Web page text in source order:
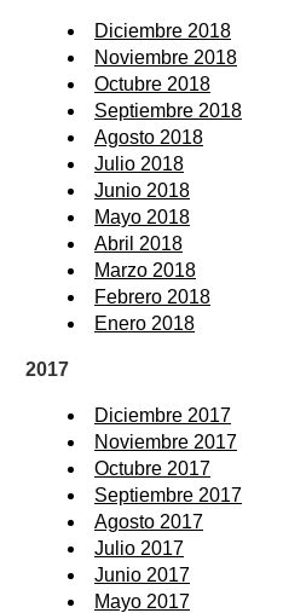
Diciembre 2018
Noviembre 2018
Octubre 2018
Septiembre 2018
Agosto 2018
Julio 2018
Junio 2018
Mayo 2018
Abril 2018
Marzo 2018
Febrero 2018
Enero 2018
2017
Diciembre 2017
Noviembre 2017
Octubre 2017
Septiembre 2017
Agosto 2017
Julio 2017
Junio 2017
Mayo 2017